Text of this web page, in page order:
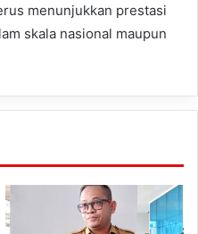
menunjukkan prestasi
skala nasional maupun